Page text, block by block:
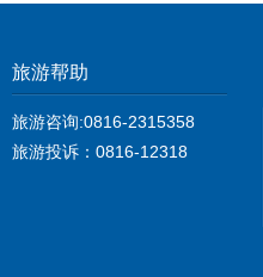
旅游帮助
旅游咨询:0816-2315358
旅游投诉：0816-12318